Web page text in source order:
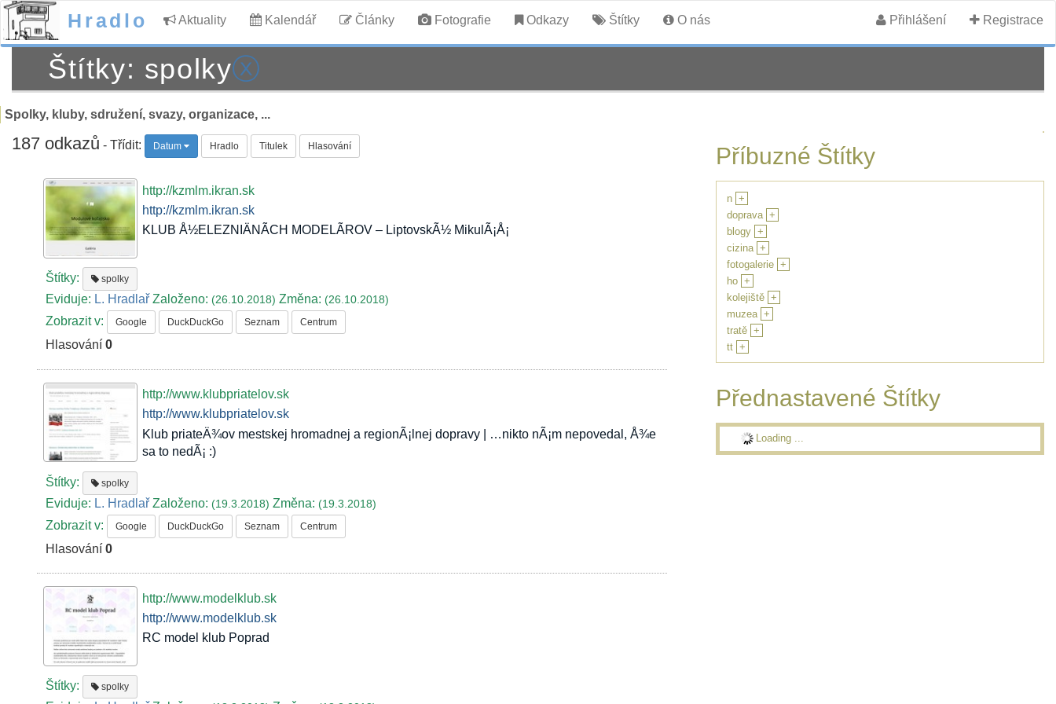
Hradlo Aktuality Kalendář Články Fotografie Odkazy Štítky O nás Přihlášení Registrace
Štítky: spolkyⓧ
Spolky, kluby, sdružení, svazy, organizace, ...
187 odkazů - Třídit: Datum Hradlo Titulek Hlasování
http://kzmlm.ikran.sk
http://kzmlm.ikran.sk
KLUB Å½ELEZNIÄNÃCH MODELÃROV – LiptovskÃ½ MikulÃ¡Å¡
Štítky: spolky
Eviduje: L. Hradlař Založeno:(26.10.2018)Změna:(26.10.2018)
Zobrazit v: Google DuckDuckGo Seznam Centrum
Hlasování0
http://www.klubpriatelov.sk
http://www.klubpriatelov.sk
Klub priateÄ¾ov mestskej hromadnej a regionÃ¡lnej dopravy | …nikto nÃ¡m nepovedal, Å¾e
sa to nedÃ¡ :)
Štítky: spolky
Eviduje: L. Hradlař Založeno:(19.3.2018)Změna:(19.3.2018)
Zobrazit v: Google DuckDuckGo Seznam Centrum
Hlasování0
http://www.modelklub.sk
http://www.modelklub.sk
RC model klub Poprad
Štítky: spolky
Příbuzné Štítky
n +
doprava +
blogy +
cizina +
fotogalerie +
ho +
kolejiště +
muzea +
tratě +
tt +
Přednastavené Štítky
Loading ...